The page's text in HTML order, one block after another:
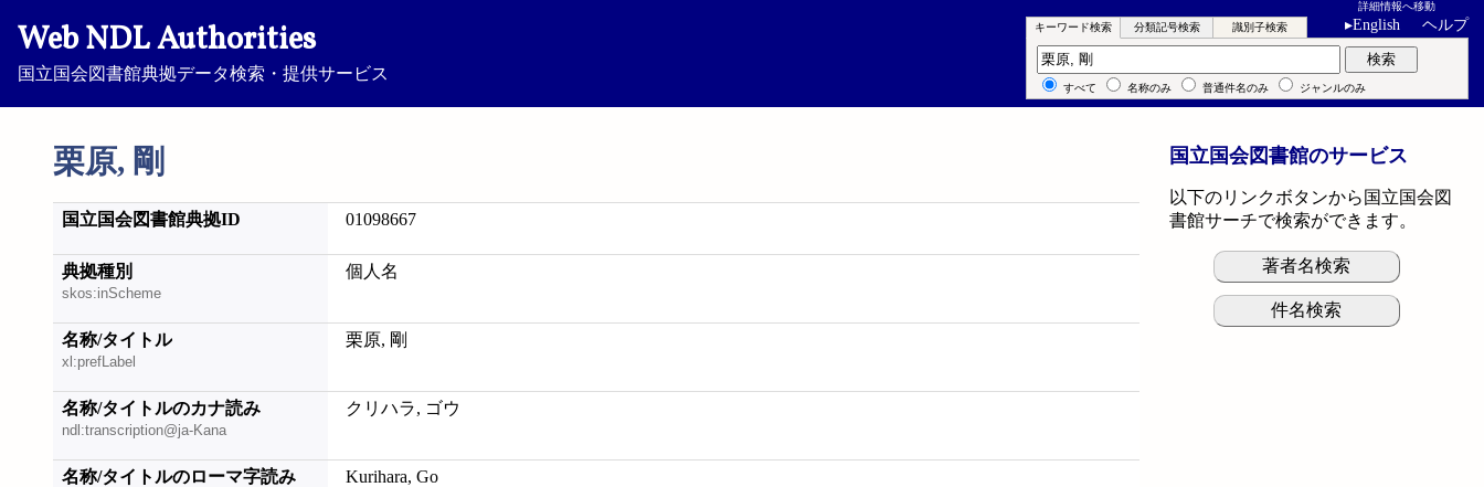
Web NDL Authorities
国立国会図書館典拠データ検索・提供サービス
詳細情報へ移動
▸English ヘルプ
栗原, 剛
キーワード検索 分類記号検索 識別子検索
キーワード検索 検索
すべて 名称のみ 普通件名のみ ジャンルのみ
国立国会図書館典拠ID 01098667
典拠種別
skos:inScheme
個人名
名称/タイトル
xl:prefLabel
栗原, 剛
名称/タイトルのカナ読み
ndl:transcription@ja-Kana
クリハラ, ゴウ
名称/タイトルのローマ字読み Kurihara, Go
国立国会図書館のサービス
以下のリンクボタンから国立国会図
書館サーチで検索ができます。
著者名検索
件名検索